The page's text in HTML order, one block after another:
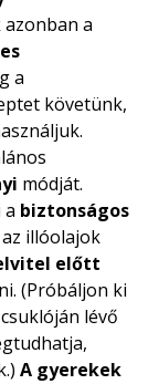
a
a
követünk,
módját.
biztonságos
illóolajok
előtt
(Próbáljon ki
lévő
A gyerekek